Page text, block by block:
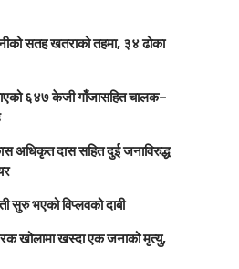
सतह खतराको तहमा, ३४ ढोका
६४७ केजी गाँजासहित चालक–
अधिकृत दास सहित दुई जनाविरुद्ध
सुरु भएको विप्लवको दाबी
खोलामा खस्दा एक जनाको मृत्यु,